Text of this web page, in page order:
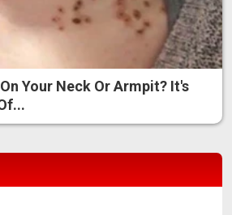
Your Neck Or Armpit? It's